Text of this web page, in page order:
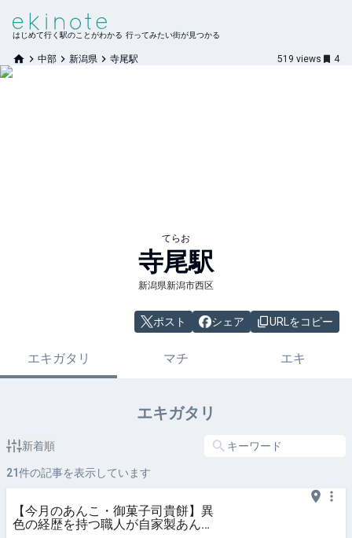
はじめて行く駅のことがわかる 行ってみたい街が見つかる
中部 新潟県 寺尾駅 519 views 4
てらお
寺尾駅
新潟県新潟市西区
ポスト シェア URLをコピー
エキガタリ マチ エキ
エキガタリ
新着順
21件の記事を表示しています
【今月のあんこ・御菓子司貴餅】異
色の経歴を持つ職人が自家製あんこ